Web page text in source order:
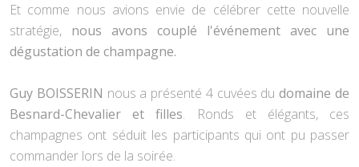
Et comme nous avions envie de célébrer cette nouvelle
stratégie, nous avons couplé l'événement avec une
dégustation de champagne.
Guy BOISSERIN nous a présenté 4 cuvées dudomaine de
Besnard-Chevalier et filles. Ronds et élégants, ces
champagnes ont séduit les participants qui ont pu passer
commander lors de la soirée.